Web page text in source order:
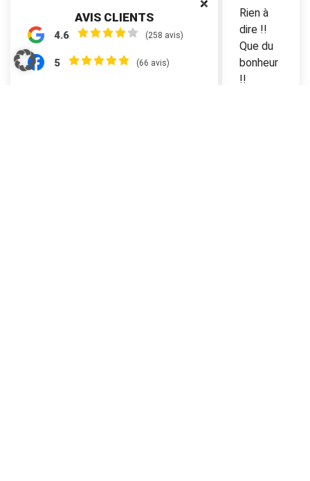
Rien à
dire !!
Que du
bonheur
!!
AVIS CLIENTS
4.6 (258 avis)
5 (66 avis)